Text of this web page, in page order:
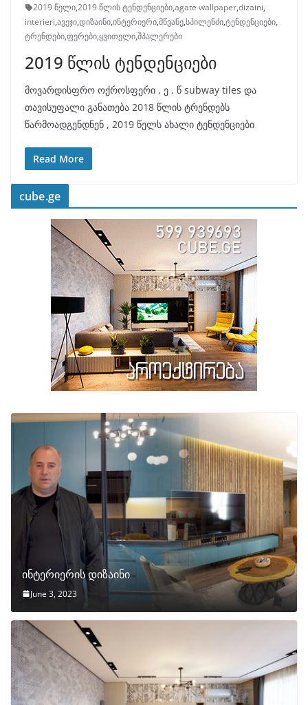
2019 წელი,2019 წლის ტენდენციები,agate wallpaper,dizaini,
interieri,ავეჯი,დიზაინი,ინტერიერი,მწვანე,სპილენძი,ტენდენციები,
ტრენდები,ფერები,ყვითელი,შპალერები
2019 წლის ტენდენციები
მოვარდისფრო ოქროსფერი , ე . წ subway tiles და
თავისუფალი განათება 2018 წლის ტრენდებს
წარმოადგენდნენ , 2019 წელს ახალი ტენდენციები
Read More
cube.ge
ინტერიერის დიზაინი
June 3, 2023